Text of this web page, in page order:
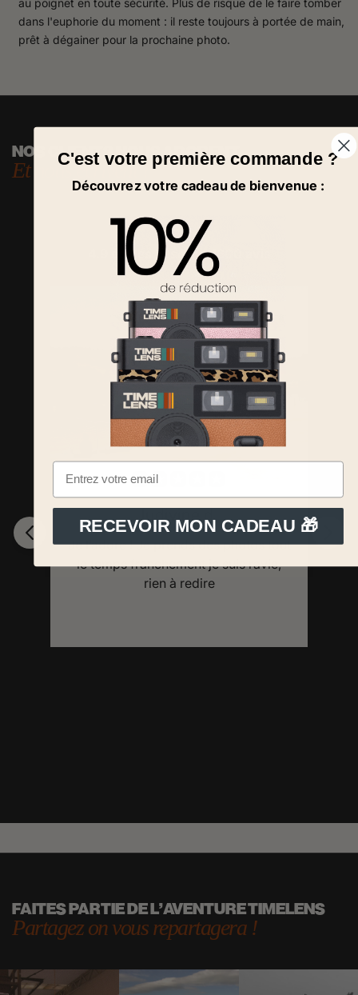
dans l'euphorie du moment : il reste toujours à portée de main,
prêt à dégainer pour la prochaine photo.
NOS CLIENTS NOUS ADORENT
Et nous écrivent !
4.9 étoiles basé sur1600
Je l’adore ! Je prends des photos tout
le temps franchement je suis ravie,
rien à redire
FAITES PARTIE DE L'AVENTURE TIMELENS
Partagez on vous repartagera !
C'est votre première commande ?
Découvrez votre cadeau de bienvenue :
RECEVOIR MON CADEAU 🎁